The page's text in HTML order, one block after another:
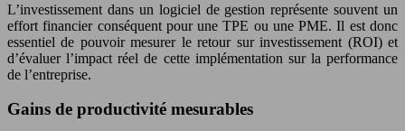
L’investissement dans un logiciel de gestion représente souvent un
effort financier conséquent pour une TPE ou une PME. Il est donc
essentiel de pouvoir mesurer le retour sur investissement (ROI) et
d’évaluer l’impact réel de cette implémentation sur la performance
de l’entreprise.
Gains de productivité mesurables